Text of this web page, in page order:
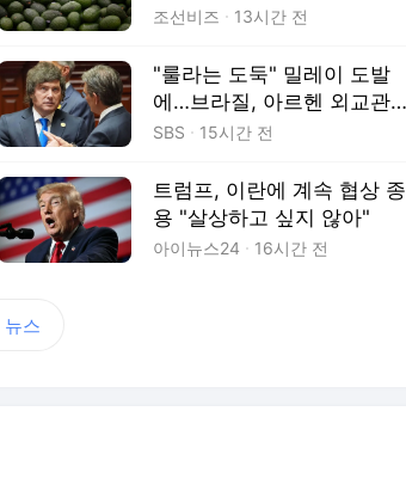
격 상승 우려
조선비즈 13시간 전
"룰라는 도둑" 밀레이 도발
에…브라질, 아르헨 외교관
계 격하
SBS 15시간 전
트럼프, 이란에 계속 협상 종
용 "살상하고 싶지 않아"
아이뉴스24 16시간 전
뉴스